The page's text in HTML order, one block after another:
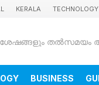
KERALA TECHNOLOGY
BUSINESS